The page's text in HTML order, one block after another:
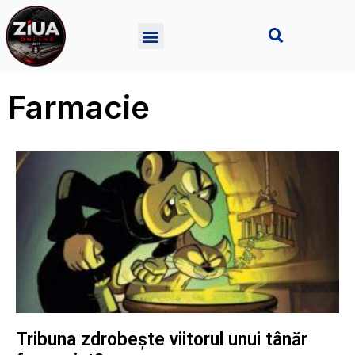
Farmacie
Tribuna zdrobește viitorul unui tânăr